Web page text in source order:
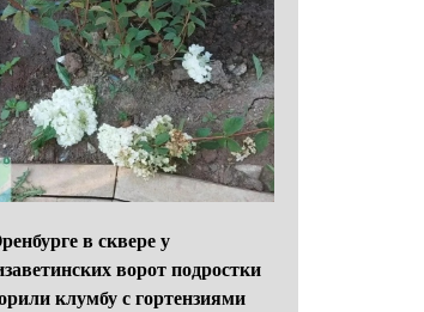
в сквере у
ворот подростки
клумбу с гортензиями